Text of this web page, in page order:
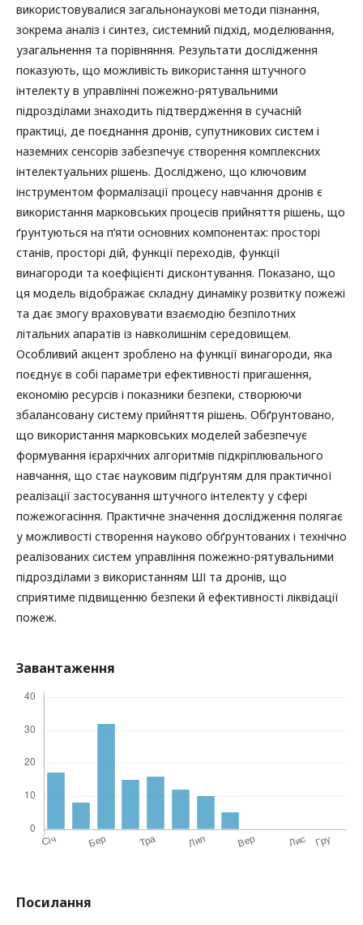
використовувалися загальнонаукові методи пізнання,
зокрема аналіз і синтез, системний підхід, моделювання,
узагальнення та порівняння. Результати дослідження
показують, що можливість використання штучного
інтелекту в управлінні пожежно-рятувальними
підрозділами знаходить підтвердження в сучасній
практиці, де поєднання дронів, супутникових систем і
наземних сенсорів забезпечує створення комплексних
інтелектуальних рішень. Досліджено, що ключовим
інструментом формалізації процесу навчання дронів є
використання марковських процесів прийняття рішень, що
ґрунтуються на п’яти основних компонентах: просторі
станів, просторі дій, функції переходів, функції
винагороди та коефіцієнті дисконтування. Показано, що
ця модель відображає складну динаміку розвитку пожежі
та дає змогу враховувати взаємодію безпілотних
літальних апаратів із навколишнім середовищем.
Особливий акцент зроблено на функції винагороди, яка
поєднує в собі параметри ефективності пригашення,
економію ресурсів і показники безпеки, створюючи
збалансовану систему прийняття рішень. Обґрунтовано,
що використання марковських моделей забезпечує
формування ієрархічних алгоритмів підкріплювального
навчання, що стає науковим підґрунтям для практичної
реалізації застосування штучного інтелекту у сфері
пожежогасіння. Практичне значення дослідження полягає
у можливості створення науково обґрунтованих і технічно
реалізованих систем управління пожежно-рятувальними
підрозділами з використанням ШІ та дронів, що
сприятиме підвищенню безпеки й ефективності ліквідації
пожеж.
Завантаження
Посилання